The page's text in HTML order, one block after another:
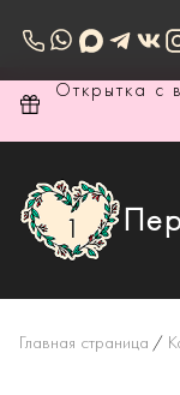
Открытка с
Главная страница /